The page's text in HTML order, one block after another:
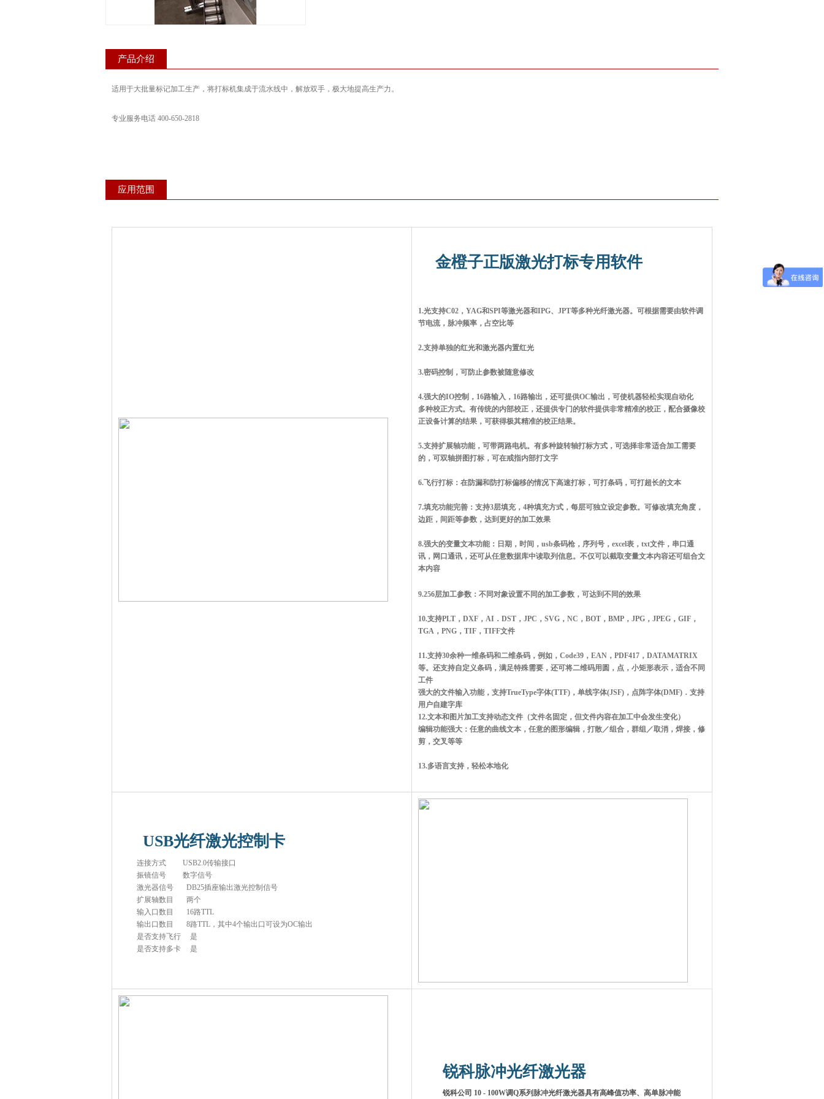
产品介绍
适用于大批量标记加工生产，将打标机集成于流水线中，解放双手，极大地提高生产力。
专业服务电话 400-650-2818
应用范围
金橙子正版激光打标专用软件
1.光支持C02，YAG和SPI等激光器和IPG、JPT等多种光纤激光器。可根据需要由软件调
节电流，脉冲频率，占空比等
2.支持单独的红光和激光器内置红光
3.密码控制，可防止参数被随意修改
4.强大的IO控制，16路输入，16路输出，还可提供OC输出，可使机器轻松实现自动化
多种校正方式。有传统的内部校正，还提供专门的软件提供非常精准的校正，配合摄像校
正设备计算的结果，可获得极其精准的校正结果。
5.支持扩展轴功能，可带两路电机。有多种旋转轴打标方式，可选择非常适合加工需要
的，可双轴拼图打标，可在戒指内部打文字
6.飞行打标：在防漏和防打标偏移的情况下高速打标，可打条码，可打超长的文本
7.填充功能完善：支持3层填充，4种填充方式，每层可独立设定参数。可修改填充角度，
边距，间距等参数，达到更好的加工效果
8.强大的变量文本功能：日期，时间，usb条码枪，序列号，excel表，txt文件，串口通
讯，网口通讯，还可从任意数据库中读取列信息。不仅可以截取变量文本内容还可组合文
本内容
9.256层加工参数：不同对象设置不同的加工参数，可达到不同的效果
10.支持PLT，DXF，AI．DST，JPC，SVG，NC，BOT，BMP，JPG，JPEG，GIF，
TGA，PNG，TIF，TIFF文件
11.支持30余种一维条码和二维条码，例如，Code39，EAN，PDF417，DATAMATRIX
等。还支持自定义条码，满足特殊需要，还可将二维码用圆，点，小矩形表示，适合不同
工件
强大的文件输入功能，支持TrueType字体(TTF)，单线字体(JSF)，点阵字体(DMF)．支持
用户自建字库
12.文本和图片加工支持动态文件（文件名固定，但文件内容在加工中会发生变化）
编辑功能强大：任意的曲线文本，任意的图形编辑，打散／组合，群组／取消，焊接，修
剪，交叉等等
13.多语言支持，轻松本地化
USB光纤激光控制卡
连接方式 USB2.0传输接口
振镜信号 数字信号
激光器信号 DB25插座输出激光控制信号
扩展轴数目 两个
输入口数目 16路TTL
输出口数目 8路TTL，其中4个输出口可设为OC输出
是否支持飞行 是
是否支持多卡 是
锐科脉冲光纤激光器
锐科公司 10 - 100W调Q系列脉冲光纤激光器具有高峰值功率、高单脉冲能